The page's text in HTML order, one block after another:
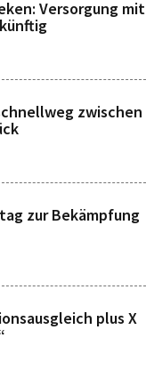
Versorgung mit
zwischen
zur Bekämpfung
plus X